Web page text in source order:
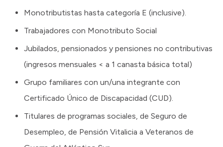
Monotributistas hasta categoría E (inclusive).
Trabajadores con Monotributo Social
Jubilados, pensionados y pensiones no contributivas
(ingresos mensuales < a 1 canasta básica total)
Grupo familiares con un/una integrante con
Certificado Único de Discapacidad (CUD).
Titulares de programas sociales, de Seguro de
Desempleo, de Pensión Vitalicia a Veteranos de